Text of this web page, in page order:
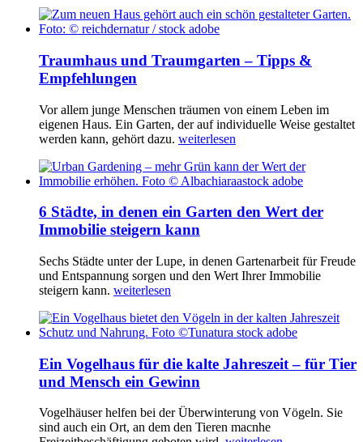
Traumhaus und Traumgarten – Tipps &
Empfehlungen
Vor allem junge Menschen träumen von einem Leben im
eigenen Haus. Ein Garten, der auf individuelle Weise gestaltet
werden kann, gehört dazu. weiterlesen
6 Städte, in denen ein Garten den Wert der
Immobilie steigern kann
Sechs Städte unter der Lupe, in denen Gartenarbeit für Freude
und Entspannung sorgen und den Wert Ihrer Immobilie
steigern kann. weiterlesen
Ein Vogelhaus für die kalte Jahreszeit – für Tier
und Mensch ein Gewinn
Vogelhäuser helfen bei der Überwinterung von Vögeln. Sie
sind auch ein Ort, an dem den Tieren macnhe